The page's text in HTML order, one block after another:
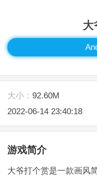
大
大小： 92.60M
2022-06-14 23:40:18
游戏简介
大爷打个赏是一款画风